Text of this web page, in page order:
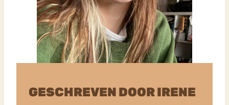
GESCHREVEN DOOR IRENE